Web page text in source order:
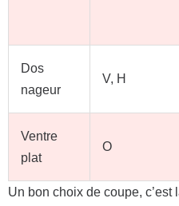
Dos
nageur
V, H
Ventre
plat
O
Un bon choix de coupe, c’est